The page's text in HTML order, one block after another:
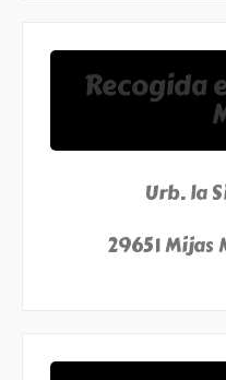
Recogida
Urb. la
29651 Mijas